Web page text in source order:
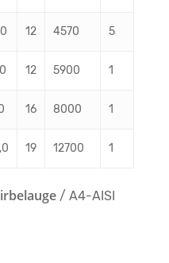
12 4570 5
12 5900 1
16 8000 1
19 12700 1
/ A4-AISI